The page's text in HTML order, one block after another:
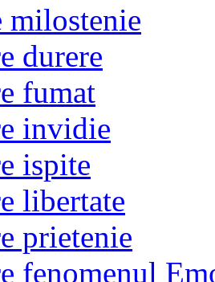
milostenie
durere
fumat
invidie
ispite
libertate
prietenie
fenomenul